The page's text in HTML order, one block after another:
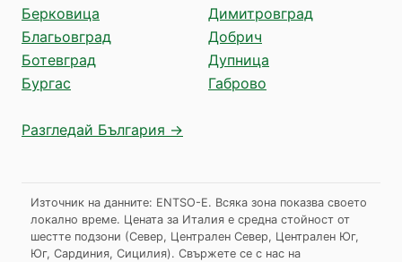
Берковица
Благьовград
Ботевград
Бургас
Димитровград
Добрич
Дупница
Габрово
Разгледай България →
Източник на данните: ENTSO-E. Всяка зона показва своето
локално време. Цената за Италия е средна стойност от
шестте подзони (Север, Централен Север, Централен Юг,
Юг, Сардиния, Сицилия). Свържете се с нас на